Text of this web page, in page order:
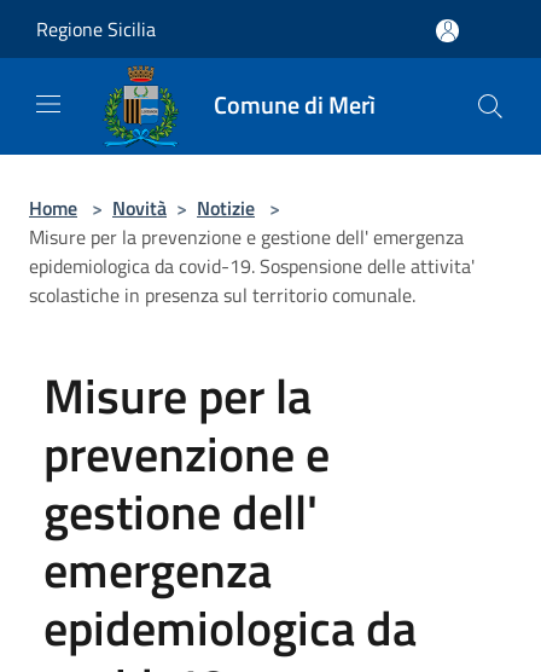
Regione Sicilia
Comune di Merì
Home > Novità > Notizie >
Misure per la prevenzione e gestione dell' emergenza
epidemiologica da covid-19. Sospensione delle attivita'
scolastiche in presenza sul territorio comunale.
Misure per la
prevenzione e
gestione dell'
emergenza
epidemiologica da